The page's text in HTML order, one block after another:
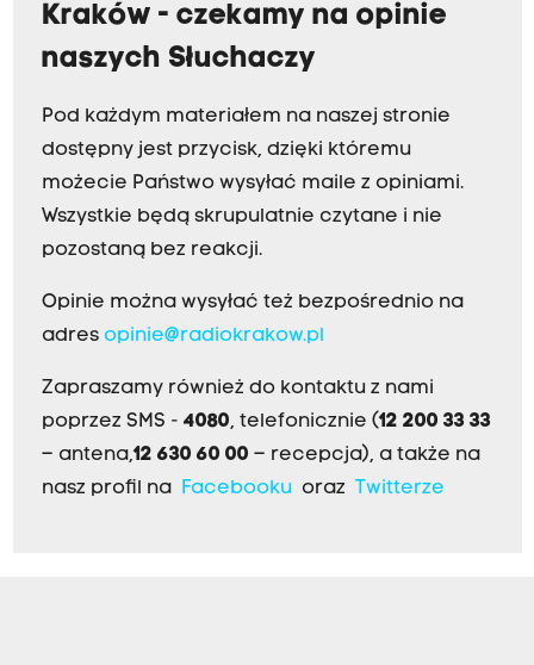
Kraków - czekamy na opinie
naszych Słuchaczy
Pod każdym materiałem na naszej stronie
dostępny jest przycisk, dzięki któremu
możecie Państwo wysyłać maile z opiniami.
Wszystkie będą skrupulatnie czytane i nie
pozostaną bez reakcji.
Opinie można wysyłać też bezpośrednio na
adres opinie@radiokrakow.pl
Zapraszamy również do kontaktu z nami
poprzez SMS - 4080, telefonicznie (12 200 33 33
– antena,12 630 60 00 – recepcja), a także na
nasz profil na
Facebookuoraz Twitterze